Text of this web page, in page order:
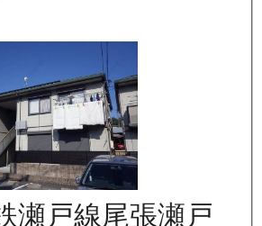
瀬戸線尾張瀬戸